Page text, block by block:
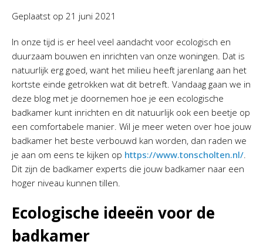
Geplaatst op 21 juni 2021
In onze tijd is er heel veel aandacht voor ecologisch en
duurzaam bouwen en inrichten van onze woningen. Dat is
natuurlijk erg goed, want het milieu heeft jarenlang aan het
kortste einde getrokken wat dit betreft. Vandaag gaan we in
deze blog met je doornemen hoe je een ecologische
badkamer kunt inrichten en dit natuurlijk ook een beetje op
een comfortabele manier. Wil je meer weten over hoe jouw
badkamer het beste verbouwd kan worden, dan raden we
je aan om eens te kijken op https://www.tonscholten.nl/.
Dit zijn de badkamer experts die jouw badkamer naar een
hoger niveau kunnen tillen.
Ecologische ideeën voor de
badkamer